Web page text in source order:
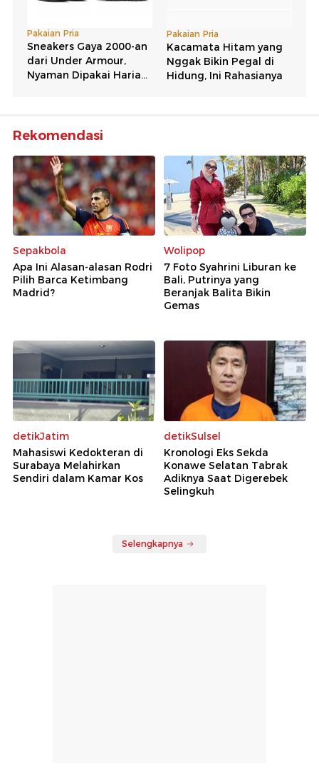
Rekomendasi
Sepakbola
Apa Ini Alasan-alasan Rodri
Pilih Barca Ketimbang
Madrid?
Wolipop
7 Foto Syahrini Liburan ke
Bali, Putrinya yang
Beranjak Balita Bikin
Gemas
detikJatim
Mahasiswi Kedokteran di
Surabaya Melahirkan
Sendiri dalam Kamar Kos
detikSulsel
Kronologi Eks Sekda
Konawe Selatan Tabrak
Adiknya Saat Digerebek
Selingkuh
Selengkapnya